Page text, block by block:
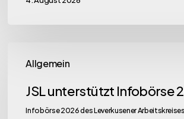
Allgemein
unterstützt
Infobörse
JSL unterstützt Infobörse
Infobörse 2026 des Leverkusener